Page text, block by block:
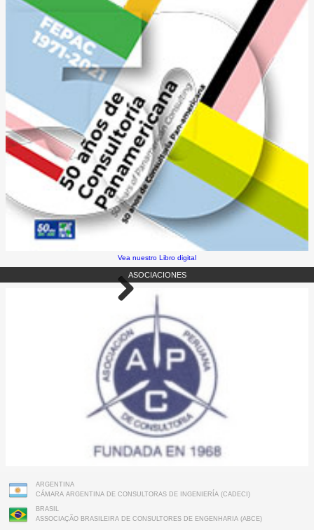
Vea nuestro Libro digital
ASOCIACIONES
ARGENTINA
CÁMARA ARGENTINA DE CONSULTORAS DE INGENIERÍA (CADECI)
BRASIL
ASSOCIAÇÃO BRASILEIRA DE CONSULTORES DE ENGENHARIA (ABCE)